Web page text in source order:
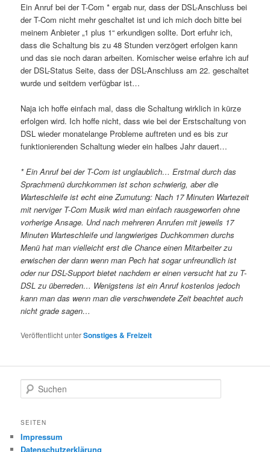
Ein Anruf bei der T-Com * ergab nur, dass der DSL-Anschluss bei
der T-Com nicht mehr geschaltet ist und ich mich doch bitte bei
meinem Anbieter „1 plus 1“ erkundigen sollte. Dort erfuhr ich,
dass die Schaltung bis zu 48 Stunden verzögert erfolgen kann
und das sie noch daran arbeiten. Komischer weise erfahre ich auf
der DSL-Status Seite, dass der DSL-Anschluss am 22. geschaltet
wurde und seitdem verfügbar ist…
Naja ich hoffe einfach mal, dass die Schaltung wirklich in kürze
erfolgen wird. Ich hoffe nicht, dass wie bei der Erstschaltung von
DSL wieder monatelange Probleme auftreten und es bis zur
funktionierenden Schaltung wieder ein halbes Jahr dauert…
* Ein Anruf bei der T-Com ist unglaublich… Erstmal durch das
Sprachmenü durchkommen ist schon schwierig, aber die
Warteschleife ist echt eine Zumutung: Nach 17 Minuten Wartezeit
mit nerviger T-Com Musik wird man einfach rausgeworfen ohne
vorherige Ansage. Und nach mehreren Anrufen mit jeweils 17
Minuten Warteschleife und langwieriges Duchkommen durchs
Menü hat man vielleicht erst die Chance einen Mitarbeiter zu
erwischen der dann wenn man Pech hat sogar unfreundlich ist
oder nur DSL-Support bietet nachdem er einen versucht hat zu T-
DSL zu überreden… Wenigstens ist ein Anruf kostenlos jedoch
kann man das wenn man die verschwendete Zeit beachtet auch
nicht grade sagen…
Veröffentlicht unterSonstiges & Freizeit
u
h
n
SEITEN
Impressum
Datenschutzerklärung